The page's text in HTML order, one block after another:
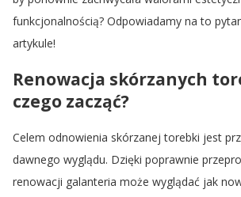
funkcjonalnością? Odpowiadamy na to
artykule!
Renowacja skórzanych
czego zacząć?
Celem odnowienia skórzanej torebki jest
dawnego wyglądu. Dzięki poprawnie
renowacji galanteria może wyglądać jak